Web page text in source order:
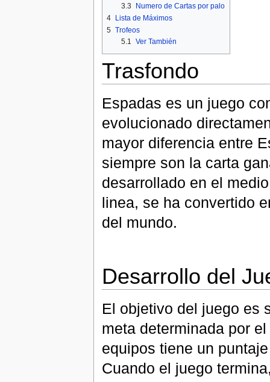
3.3
Numero de Cartas por palo
4 Lista de Máximos
5 Trofeos
5.1 Ver También
Trasfondo
Espadas es un juego
evolucionado
mayor diferencia entre
siempre son la carta
desarrollado en el
linea, se ha convertido
del mundo.
Desarrollo del
El objetivo del juego es
meta determinada por
equipos tiene un
Cuando el juego